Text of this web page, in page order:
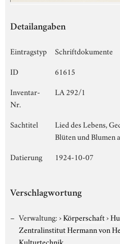
Detailangaben
Eintragstyp
Schriftdokumente
ID
61615
Inventar-
Nr.
LA 292/1
Sachtitel
Lied des Lebens,
Blüten und Blumen
Datierung
1924-10-07
Verschlagwortung
Verwaltung:›Körperschaft›
Zentralinstitut Hermann von
Kulturtechnik